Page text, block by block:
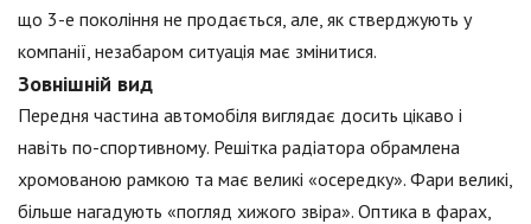
що 3-е покоління не продається, але, як стверджують у
компанії, незабаром ситуація має змінитися.
Зовнішній вид
Передня частина автомобіля виглядає досить цікаво і
навіть по-спортивному. Решітка радіатора обрамлена
хромованою рамкою та має великі «осередку». Фари великі,
більше нагадують «погляд хижого звіра». Оптика в фарах,